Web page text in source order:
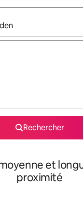
s'affichent, utilisez
Rechercher
et
proximité